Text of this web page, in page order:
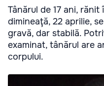
Tânărul de 17 ani,
dimineaţă, 22 aprilie,
gravă, dar stabilă.
examinat, tânărul are
corpului.